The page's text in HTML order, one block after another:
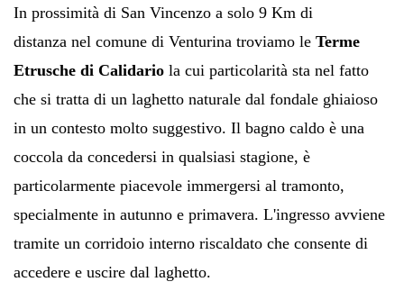
In prossimità di San Vincenzo a solo 9 Km di
distanza nel comune di Venturina troviamo le Terme
Etrusche di Calidario la cui particolarità sta nel fatto
che si tratta di un laghetto naturale dal fondale ghiaioso
in un contesto molto suggestivo. Il bagno caldo è una
coccola da concedersi in qualsiasi stagione, è
particolarmente piacevole immergersi al tramonto,
specialmente in autunno e primavera. L'ingresso avviene
tramite un corridoio interno riscaldato che consente di
accedere e uscire dal laghetto.